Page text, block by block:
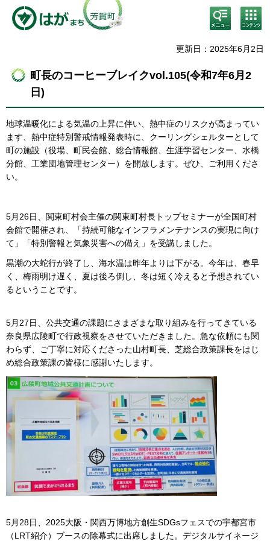
検
索・
メニ
コン
テン
ニュ
更新日：2025年6月2日
町長のコーヒーブレイクvol.105(令和7年6月2
日)
地球温暖化による気温の上昇に伴い、熱中症のリスクが高まってい
ます、熱中症特別警戒情報発表時に、クーリングシェルターとして
町の施設（役場、町民会館、総合情報館、生涯学習センター、水橋
分館、工業団地管理センター）を開放します。ぜひ、ご利用くださ
い。
5月26日、関東町村会主催の関東町村長トップセミナーが全国町村
会館で開催され、「持続可能なインフラメンテナンスの実現に向け
て」「特別警報と気象災害への備え」を受講しました。
黒潮の大蛇行が終了し、海水温は昨年よりは下がる。今年は、春早
く、梅雨明け遅く、夏は後ろ倒し、冬は短く冷えると予想されてい
るということです。
5月27日、公共交通の課題にさまざまな取り組みを行ってきている
奈良県広陵町で行政視察をさせていただきました。急な依頼にも関
わらず、ご丁寧に対応くださった山村町長、芝総合政策課長をはじ
め総合政策課の皆様に感謝いたします。
5月28日、2025大阪・関西万博地方創生SDGsフェスでの宇都宮市
（LRT紹介）ブースの除幕式に出席しました。デジタルサイネージ